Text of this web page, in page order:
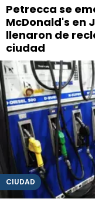
Petrecca se
McDonald's en
llenaron de
ciudad
CIUDAD